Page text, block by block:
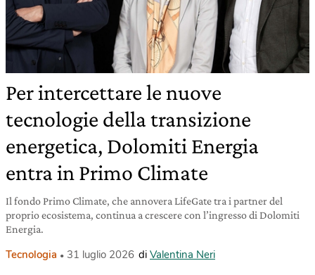
Per intercettare le nuove
tecnologie della transizione
energetica, Dolomiti Energia
entra in Primo Climate
Il fondo Primo Climate, che annovera LifeGate tra i partner del
proprio ecosistema, continua a crescere con l’ingresso di Dolomiti
Energia.
Tecnologia 31 luglio 2026 di Valentina Neri